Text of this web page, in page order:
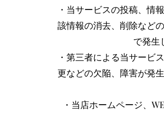
・当サービスの投稿、情
該情報の消去、削除など
で発生
・第三者による当サービ
更などの欠陥、障害が発
・当店ホームページ、